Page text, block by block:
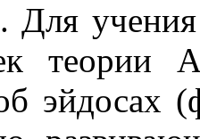
Для
теории
эйдосах